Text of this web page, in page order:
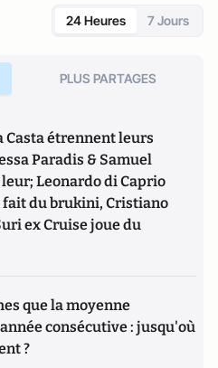
24 Heures 7 Jours
PLUS PARTAGES
Casta étrennent leurs
Paradis & Samuel
Leonardo di Caprio
du brukini, Cristiano
ex Cruise joue du
que la moyenne
consécutive : jusqu'où
?